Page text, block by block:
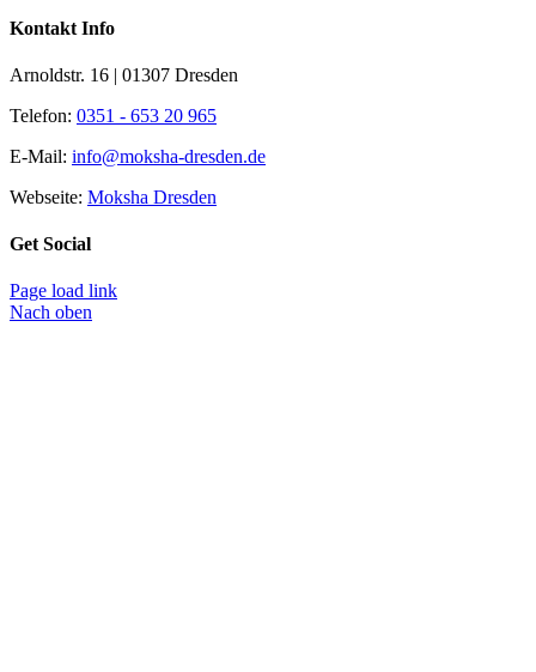
Kontakt Info
Arnoldstr. 16 | 01307 Dresden
Telefon: 0351 - 653 20 965
E-Mail: info@moksha-dresden.de
Webseite: Moksha Dresden
Get Social
Page load link
Nach oben